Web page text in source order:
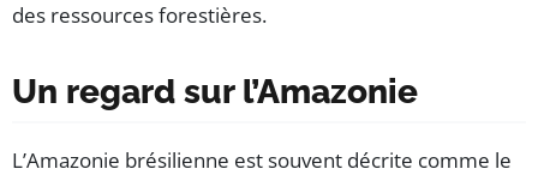
des ressources forestières.
Un regard sur l’Amazonie
L’Amazonie brésilienne est souvent décrite comme le